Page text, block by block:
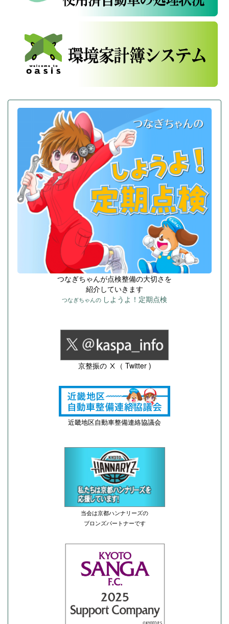
つなぎちゃんが点検整備の大切さを
紹介していきます
つなぎちゃんの しようよ！定期点検
京整振の Ⅹ（ Twitter )
近畿地区自動車整備連絡協議会
当会は京都ハンナリーズの
ブロンズパートナーです